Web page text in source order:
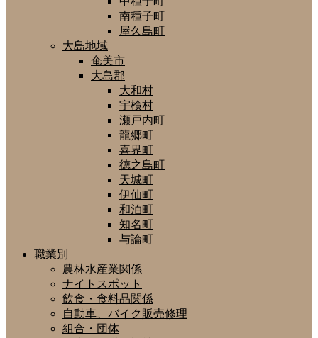
南種子町
屋久島町
大島地域
奄美市
大島郡
大和村
宇検村
瀬戸内町
龍郷町
喜界町
徳之島町
天城町
伊仙町
和泊町
知名町
与論町
職業別
農林水産業関係
ナイトスポット
飲食・食料品関係
自動車、バイク販売修理
組合・団体